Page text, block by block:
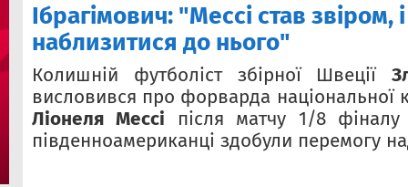
Ібрагімович: "Мессі став звіром,
наблизитися до нього"
Колишній футболіст збірної Швеції
висловився про форварда національної
Ліонеля Мессі після матчу 1/8
південноамериканці здобули перемогу